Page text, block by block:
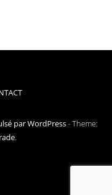
par WordPress-Theme:
.